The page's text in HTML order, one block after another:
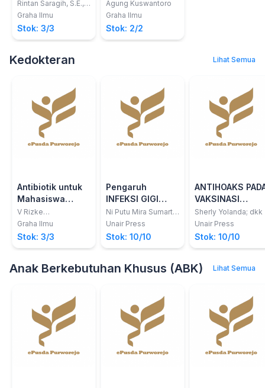
Rintan Saragih, S.E.,
MBA.
Graha Ilmu
Stok: 3/3
Nilai
Entrepreneurship
Agung Kuswantoro
Graha Ilmu
Stok: 2/2
Kedokteran Lihat Semua
Antibiotik untuk
Mahasiswa
Kedokteran
V Rizke
Ciptaningtyas
Graha Ilmu
Stok: 3/3
Pengaruh
INFEKSI GIGI
pada KESEHATAN
UMUM
Ni Putu Mira Sumarta;
Coen Pramono D;
Kamadjaja
Unair Press
Stok: 10/10
ANTIHOAKS
VAKSINASI
COVID-19
Sherly Yolanda; dkk
Unair Press
Stok: 10/10
Anak Berkebutuhan Khusus (ABK) Lihat Semua